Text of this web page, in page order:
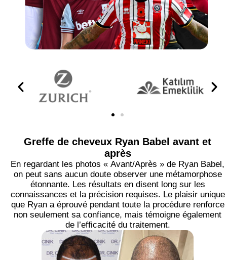
Greffe de cheveux Ryan Babel avant et
après
En regardant les photos « Avant/Après » de Ryan Babel,
on peut sans aucun doute observer une métamorphose
étonnante. Les résultats en disent long sur les
connaissances et la précision requises. Le plaisir unique
que Ryan a éprouvé pendant toute la procédure renforce
non seulement sa confiance, mais témoigne également
de l’efficacité du traitement.